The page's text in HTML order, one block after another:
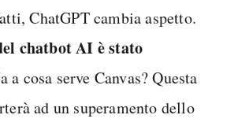
ChatGPT cambia aspetto.
chatbot AI è stato
a cosa serve Canvas? Questa
ad un superamento dello